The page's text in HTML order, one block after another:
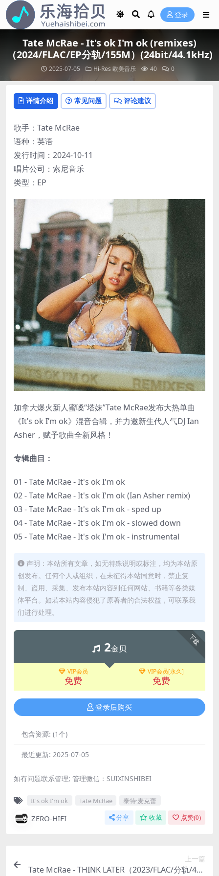
登录
Tate McRae - It's ok I'm ok (remixes)
（2024/FLAC/EP分轨/155M）(24bit/44.1kHz)
2025-07-05 Hi-Res 欧美音乐 40 0
详情介绍 常见问题 评论建议
歌手：Tate McRae
语种：英语
发行时间：2024-10-11
唱片公司：索尼音乐
类型：EP
加拿大爆火新人蜜嗓“塔妹”Tate McRae发布大热单曲
《It’s ok I’m ok》混音合辑，并力邀新生代人气DJ Ian
Asher，赋予歌曲全新风格！
专辑曲目：
01 - Tate McRae - It's ok I'm ok
02 - Tate McRae - It's ok I'm ok (Ian Asher remix)
03 - Tate McRae - It's ok I'm ok - sped up
04 - Tate McRae - It's ok I'm ok - slowed down
05 - Tate McRae - It's ok I'm ok - instrumental
声明：本站所有文章，如无特殊说明或标注，均为本站原
创发布。任何个人或组织，在未征得本站同意时，禁止复
制、盗用、采集、发布本站内容到任何网站、书籍等各类媒
体平台。如若本站内容侵犯了原著者的合法权益，可联系我
们进行处理。
下载
2金贝
VIP会员
免费
VIP会员[永久]
免费
登录后购买
包含资源: (1个)
最近更新: 2025-07-05
如有问题联系管理; 管理微信：SUIXINSHIBEI
It's ok I'm ok Tate McRae 泰特·麦克蕾
ZERO-HIFI 分享 收藏 点赞(0)
上一篇
Tate McRae - THINK LATER（2023/FLAC/分轨/444